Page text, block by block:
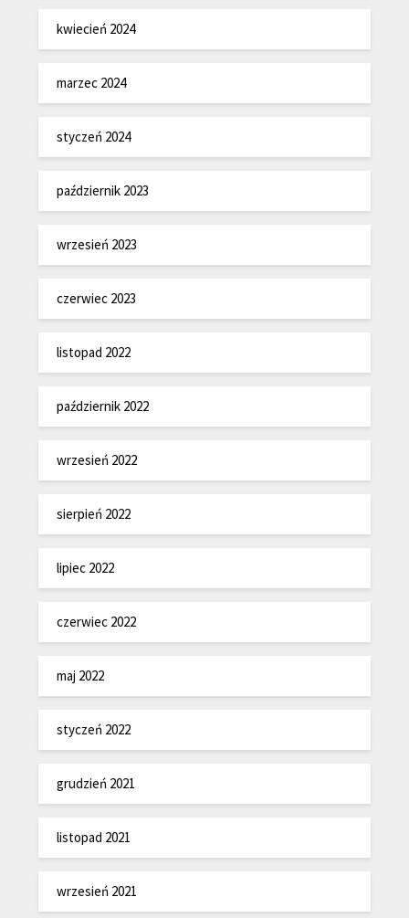
kwiecień 2024
marzec 2024
styczeń 2024
październik 2023
wrzesień 2023
czerwiec 2023
listopad 2022
październik 2022
wrzesień 2022
sierpień 2022
lipiec 2022
czerwiec 2022
maj 2022
styczeń 2022
grudzień 2021
listopad 2021
wrzesień 2021